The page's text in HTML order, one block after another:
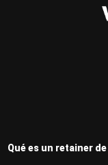
Qué es un retainer